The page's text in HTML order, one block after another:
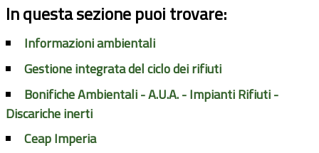
In questa sezione puoi trovare:
Informazioni ambientali
Gestione integrata del ciclo dei rifiuti
Bonifiche Ambientali - A.U.A. - Impianti Rifiuti -
Discariche inerti
Ceap Imperia